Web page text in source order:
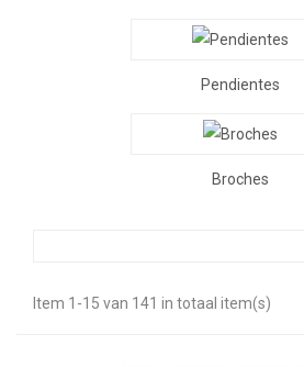
Pendientes
Broches
Item 1-15 van 141 in totaal item(s)